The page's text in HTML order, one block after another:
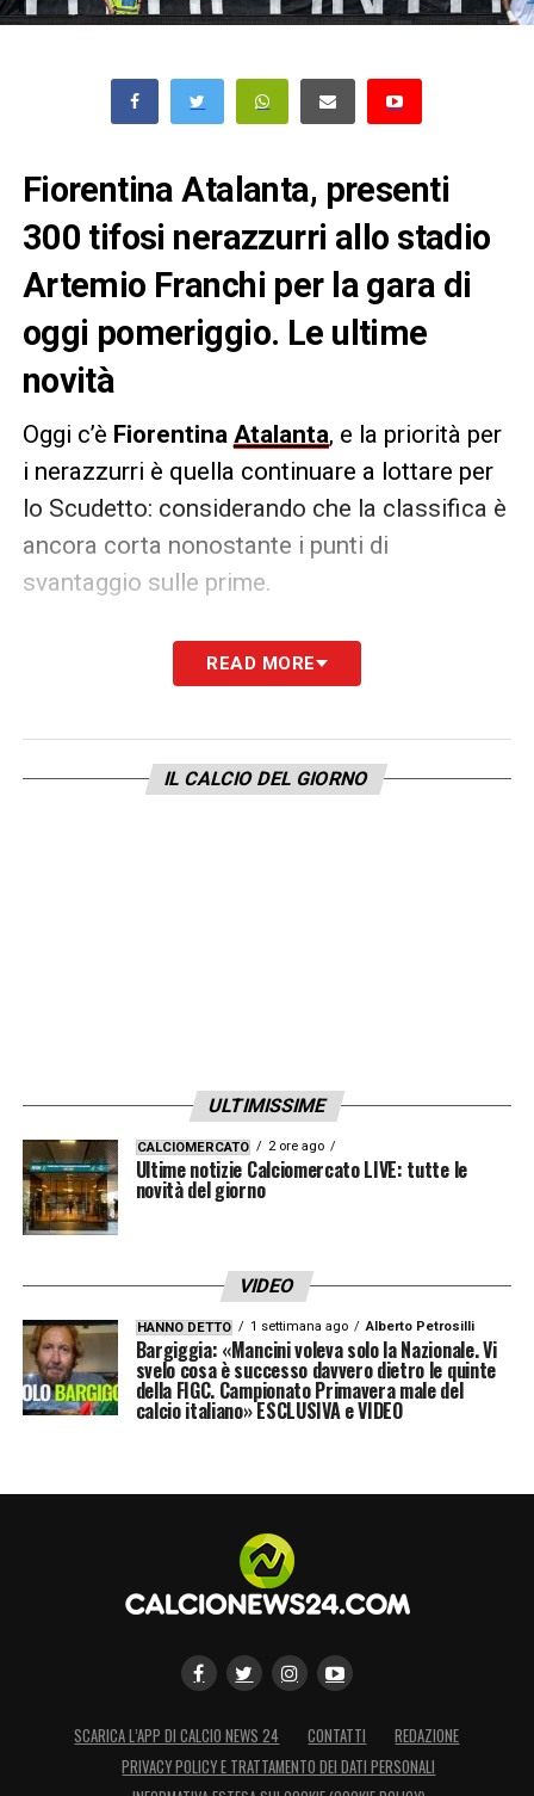
Fiorentina Atalanta, presenti
300 tifosi nerazzurri allo stadio
Artemio Franchi per la gara di
oggi pomeriggio. Le ultime
novità
Oggi c’è Fiorentina Atalanta, e la priorità per
i nerazzurri è quella continuare a lottare per
lo Scudetto: considerando che la classifica è
ancora corta nonostante i punti di
svantaggio sulle prime.
A spingere la squadra ovviamente ci saranno
i tifosi nerazzurri:300 sostenitori orobici
l’obiettivo di trascinare Lookman e compagni
READ MORE
IL CALCIO DEL GIORNO
ULTIMISSIME
CALCIOMERCATO 2 ore ago
Ultime notizie Calciomercato LIVE: tutte le
novità del giorno
VIDEO
HANNO DETTO 1 settimana ago Alberto Petrosilli
Bargiggia: «Mancini voleva solo la Nazionale. Vi
svelo cosa è successo davvero dietro le quinte
della FIGC. Campionato Primavera male del
calcio italiano» ESCLUSIVA e VIDEO
SCARICA L’APP DI CALCIO NEWS 24 CONTATTI
REDAZIONE
PRIVACY POLICY E TRATTAMENTO DEI DATI PERSONALI